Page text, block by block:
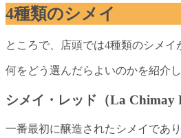
4種類のシメイ
ところで、店頭では4種類のシメイ
何をどう選んだらよいのかを紹介し
シメイ・レッド（La Chimay
一番最初に醸造されたシメイであ